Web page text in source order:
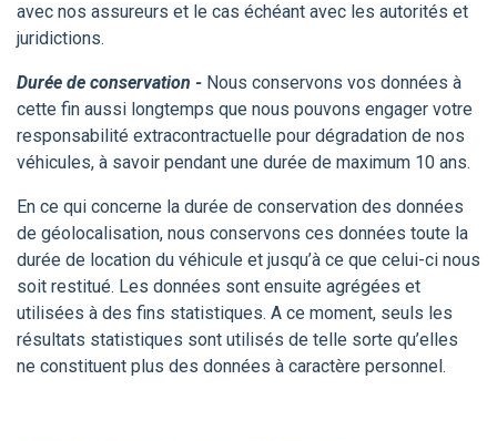
avec nos assureurs et le cas échéant avec les autorités et
juridictions.
Durée de conservation - Nous conservons vos données à
cette fin aussi longtemps que nous pouvons engager votre
responsabilité extracontractuelle pour dégradation de nos
véhicules, à savoir pendant une durée de maximum 10 ans.
En ce qui concerne la durée de conservation des données
de géolocalisation, nous conservons ces données toute la
durée de location du véhicule et jusqu’à ce que celui-ci nous
soit restitué. Les données sont ensuite agrégées et
utilisées à des fins statistiques. A ce moment, seuls les
résultats statistiques sont utilisés de telle sorte qu’elles
ne constituent plus des données à caractère personnel.